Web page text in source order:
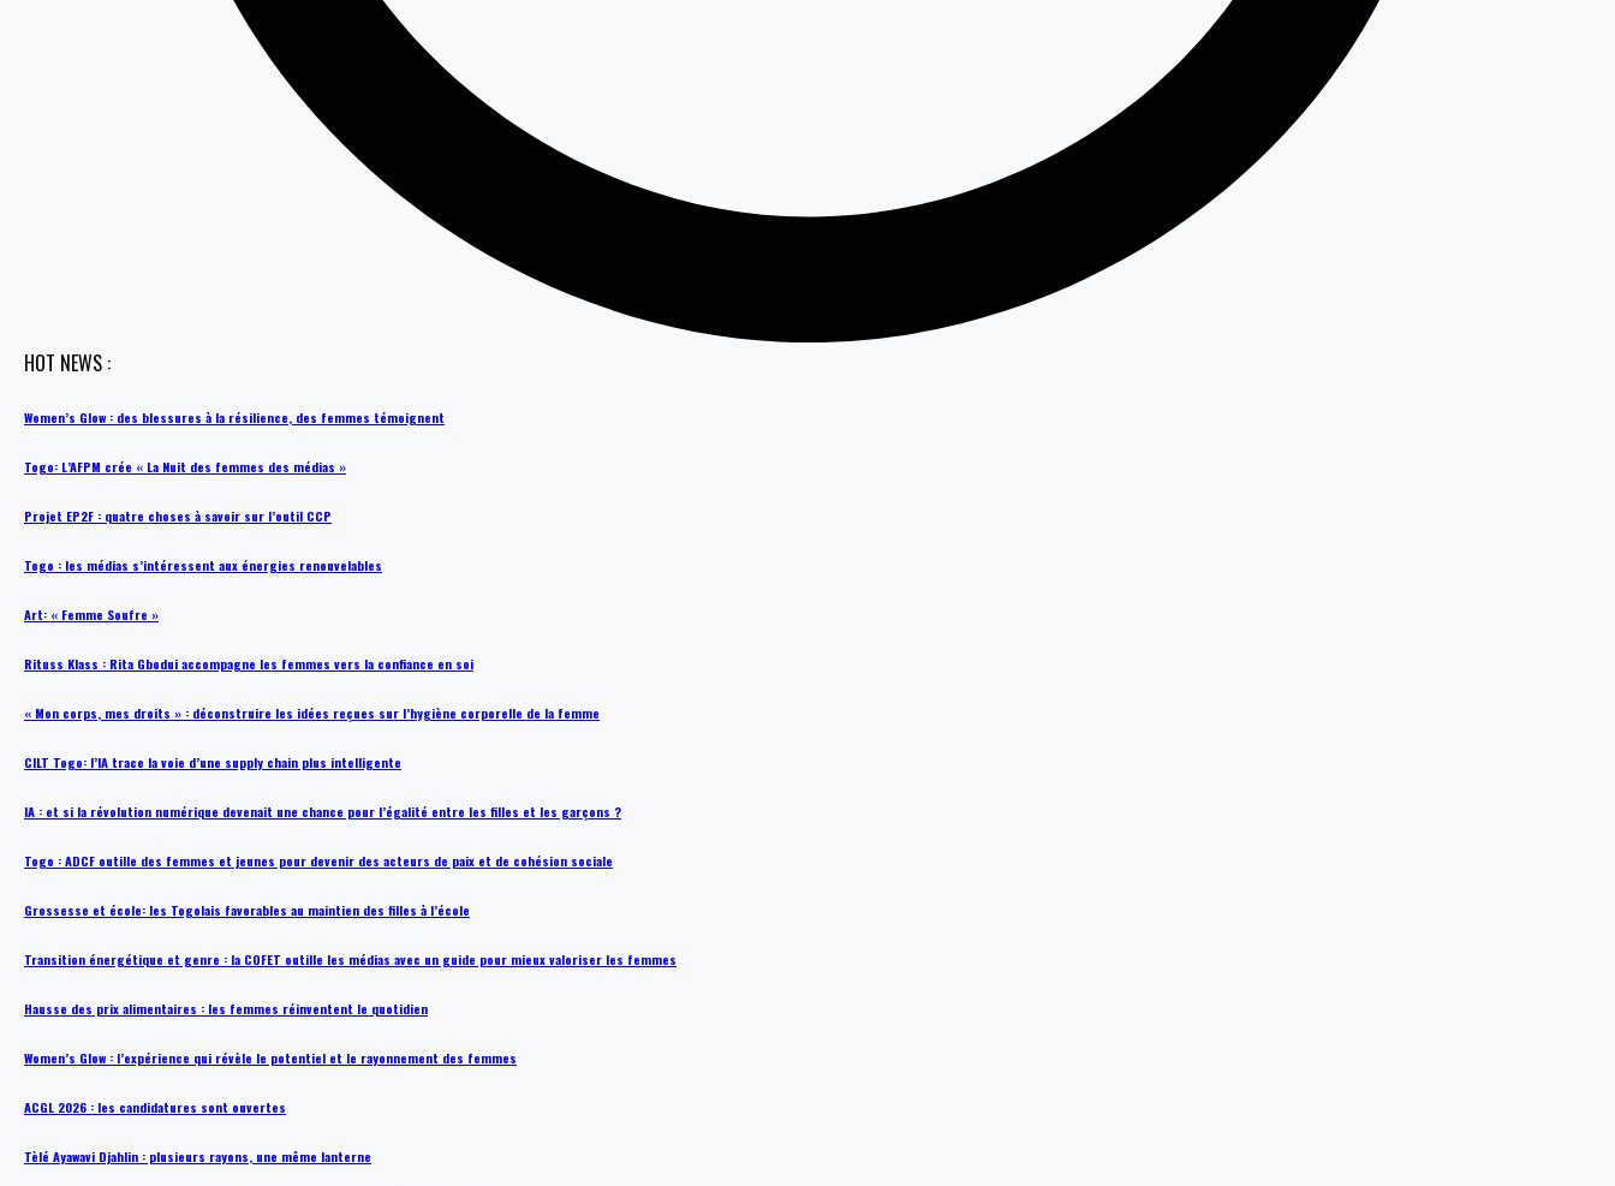
HOT NEWS :
Women’s Glow : des blessures à la résilience, des femmes témoignent
Togo: L’AFPM crée « La Nuit des femmes des médias »
Projet EP2F : quatre choses à savoir sur l’outil CCP
Togo : les médias s’intéressent aux énergies renouvelables
Art: « Femme Soufre »
Rituss Klass : Rita Gbodui accompagne les femmes vers la confiance en soi
« Mon corps, mes droits » : déconstruire les idées reçues sur l’hygiène corporelle de la femme
CILT Togo: l’IA trace la voie d’une supply chain plus intelligente
IA : et si la révolution numérique devenait une chance pour l’égalité entre les filles et les garçons ?
Togo : ADCF outille des femmes et jeunes pour devenir des acteurs de paix et de cohésion sociale
Grossesse et école: les Togolais favorables au maintien des filles à l’école
Transition énergétique et genre : la COFET outille les médias avec un guide pour mieux valoriser les femmes
Hausse des prix alimentaires : les femmes réinventent le quotidien
Women’s Glow : l’expérience qui révèle le potentiel et le rayonnement des femmes
ACGL 2026 : les candidatures sont ouvertes
Tèlé Ayawavi Djahlin : plusieurs rayons, une même lanterne